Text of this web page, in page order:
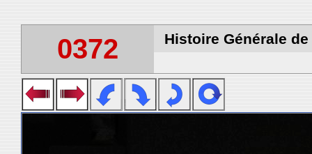
0372 Histoire Générale